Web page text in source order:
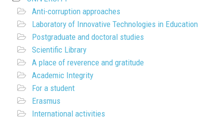
Anti-corruption approaches
Laboratory of Innovative Technologies in Education
Postgraduate and doctoral studies
Scientific Library
A place of reverence and gratitude
Academic Integrity
For a student
Erasmus
International activities